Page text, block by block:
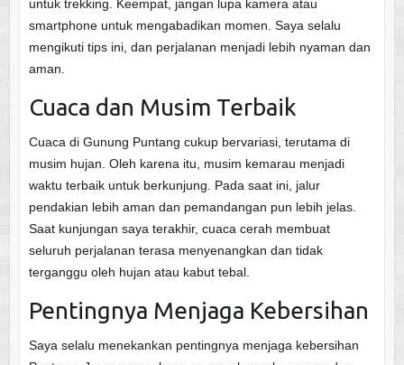
untuk trekking. Keempat, jangan lupa kamera atau
smartphone untuk mengabadikan momen. Saya selalu
mengikuti tips ini, dan perjalanan menjadi lebih nyaman dan
aman.
Cuaca dan Musim Terbaik
Cuaca di Gunung Puntang cukup bervariasi, terutama di
musim hujan. Oleh karena itu, musim kemarau menjadi
waktu terbaik untuk berkunjung. Pada saat ini, jalur
pendakian lebih aman dan pemandangan pun lebih jelas.
Saat kunjungan saya terakhir, cuaca cerah membuat
seluruh perjalanan terasa menyenangkan dan tidak
terganggu oleh hujan atau kabut tebal.
Pentingnya Menjaga Kebersihan
Saya selalu menekankan pentingnya menjaga kebersihan